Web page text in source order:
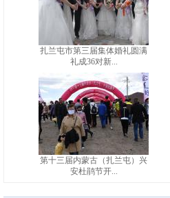
扎兰屯市第三届集体婚礼圆满
礼成36对新...
第十三届内蒙古（扎兰屯）兴
安杜鹃节开...